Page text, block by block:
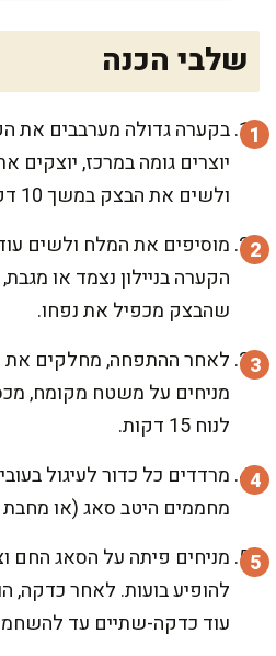
שלבי הכנה
בקערה גדולה מערבבים את
יוצרים גומה במרכז,
ולשים את הבצק במשך 10 דקות עד שהוא אחיד ורך.
הקערה בניילון נצמד או
שהבצק מכפיל את נפחו.
מניחים על משטח מקומח,
לנוח 15 דקות.
מרדדים כל כדור לעיגול
מחממים היטב סאג (או מחבת
מניחים פיתה על הסאג החם
להופיע בועות. לאחר כדקה,
עוד כדקה-שתיים עד